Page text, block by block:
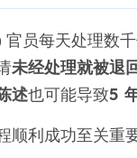
员每天处理数
未经处理就被退
述也可能导致5
利成功至关重要